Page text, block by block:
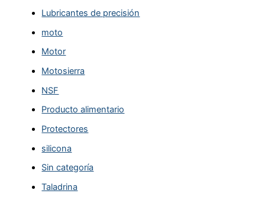
Lubricantes de precisión
moto
Motor
Motosierra
NSF
Producto alimentario
Protectores
silicona
Sin categoría
Taladrina